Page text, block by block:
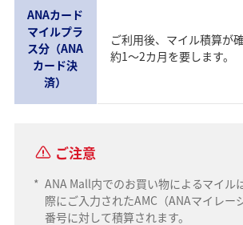
ANAカード
マイルプラ
ス分（ANA
カード決
済）
ご利用後、マイル積算が
約1～2カ月を要します。
ご注意
* ANA Mall内でのお買い物によるマイル
際にご入力されたAMC（ANAマイレー
番号に対して積算されます。